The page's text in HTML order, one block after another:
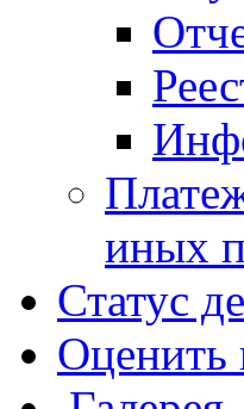
иных
Статус
Оценить